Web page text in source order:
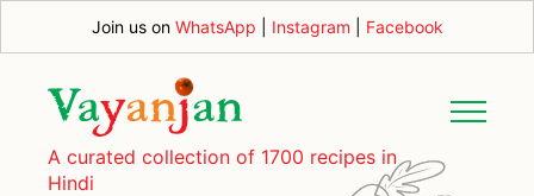
Join us on WhatsApp Instagram Facebook
A curated collection of 1700 recipes in
Hindi